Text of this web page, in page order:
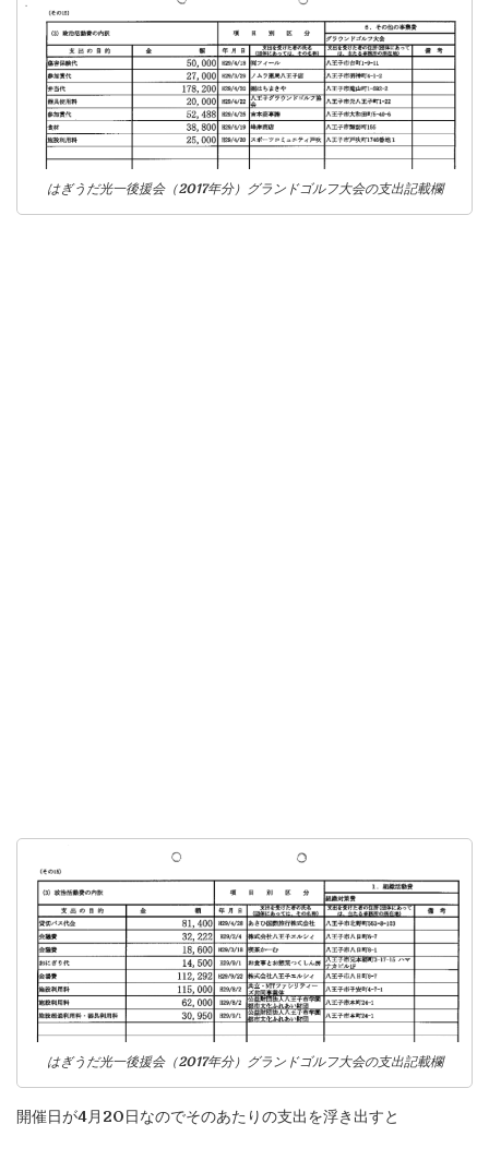
はぎうだ光一後援会（2017年分）グランドゴルフ大会の支出記載欄
はぎうだ光一後援会（2017年分）グランドゴルフ大会の支出記載欄
開催日が4月20日なのでそのあたりの支出を浮き出すと